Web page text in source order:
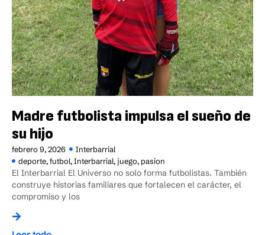
Madre futbolista impulsa el sueño de
su hijo
febrero 9, 2026
Interbarrial
deporte,futbol,Interbarrial, juego, pasion
El Interbarrial El Universo no solo forma futbolistas. También
construye historias familiares que fortalecen el carácter, el
compromiso y los